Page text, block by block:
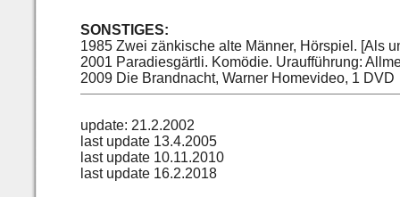
SONSTIGES:
1985 Zwei zänkische alte Männer, Hörspiel. [Als
2001 Paradiesgärtli. Komödie. Uraufführung:
2009 Die Brandnacht, Warner Homevideo, 1 DVD
update: 21.2.2002
last update 13.4.2005
last update 10.11.2010
last update 16.2.2018